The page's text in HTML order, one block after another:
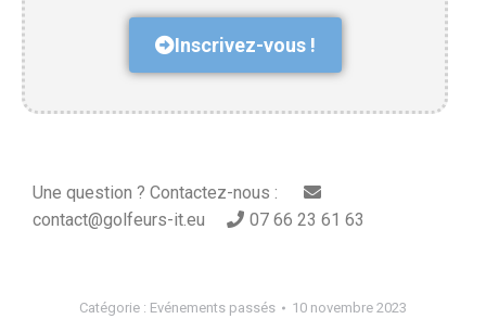
Inscrivez-vous !
Une question ? Contactez-nous :
contact@golfeurs-it.eu
07 66 23 61 63
Catégorie : Evénements passés 10 novembre 2023